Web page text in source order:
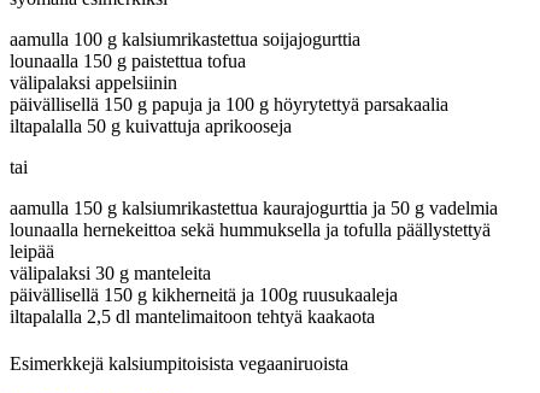
aamulla 100 g kalsiumrikastettua soijajogurttia
lounaalla 150 g paistettua tofua
välipalaksi appelsiinin
päivällisellä 150 g papuja ja 100 g höyrytettyä parsakaalia
iltapalalla 50 g kuivattuja aprikooseja
tai
aamulla 150 g kalsiumrikastettua kaurajogurttia ja 50 g vadelmia
lounaalla hernekeittoa sekä hummuksella ja tofulla päällystettyä
leipää
välipalaksi 30 g manteleita
päivällisellä 150 g kikherneitä ja 100g ruusukaaleja
iltapalalla 2,5 dl mantelimaitoon tehtyä kaakaota
Esimerkkejä kalsiumpitoisista vegaaniruoista